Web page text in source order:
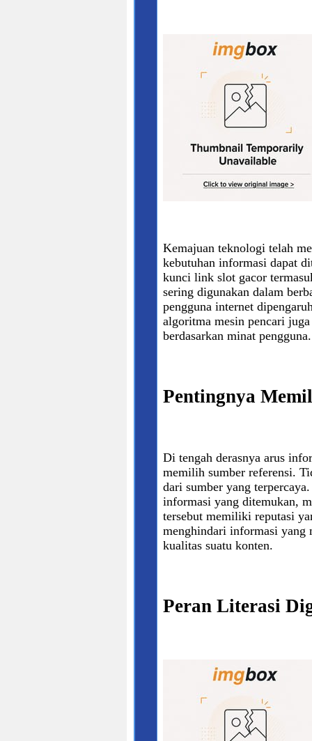
Kemajuan teknologi telah
kebutuhan informasi dapat
kunci link slot gacor
sering digunakan dalam
pengguna internet
algoritma mesin pencari
berdasarkan minat pengguna.
Pentingnya
Di tengah derasnya arus
memilih sumber referensi.
dari sumber yang
informasi yang ditemukan,
tersebut memiliki reputasi
menghindari informasi yang
kualitas suatu konten.
Peran Literasi